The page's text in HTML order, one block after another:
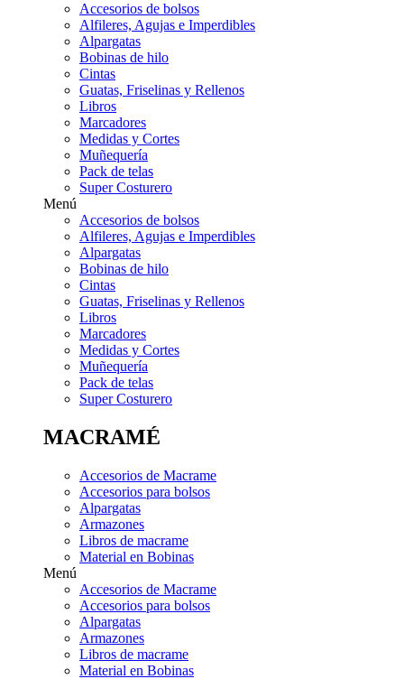
Accesorios de bolsos
Alfileres, Agujas e Imperdibles
Alpargatas
Bobinas de hilo
Cintas
Guatas, Friselinas y Rellenos
Libros
Marcadores
Medidas y Cortes
Muñequería
Pack de telas
Super Costurero
Menú
Accesorios de bolsos
Alfileres, Agujas e Imperdibles
Alpargatas
Bobinas de hilo
Cintas
Guatas, Friselinas y Rellenos
Libros
Marcadores
Medidas y Cortes
Muñequería
Pack de telas
Super Costurero
MACRAMÉ
Accesorios de Macrame
Accesorios para bolsos
Alpargatas
Armazones
Libros de macrame
Material en Bobinas
Menú
Accesorios de Macrame
Accesorios para bolsos
Alpargatas
Armazones
Libros de macrame
Material en Bobinas